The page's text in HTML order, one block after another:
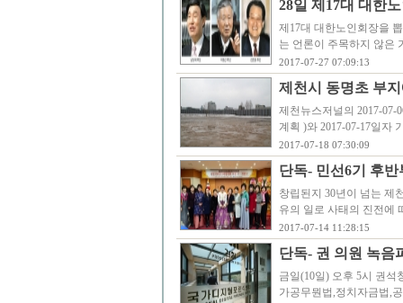
28일 제17대 대한
제17대 대한노인회장을
는 언론이 주목하지 않은
2017-07-27 07:09:13
제천시 동명초 부
제천뉴스저널의 2017-
계획 )와 2017-07-17일자
2017-07-18 07:30:09
단독- 민선6기 후
창립된지 30년이 넘는 제
유의 일로 사태의 진전에
2017-07-14 11:28:15
단독- 권 의원 녹
금일(10일) 오후 5시 권
가공무뭔법,정치자금법,